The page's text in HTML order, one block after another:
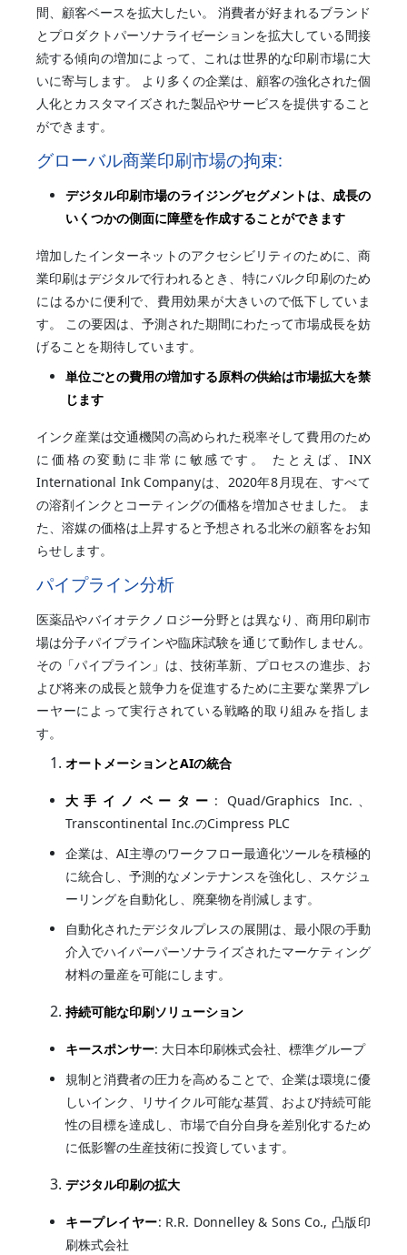
間、顧客ベースを拡大したい。 消費者が好まれるブランド
とプロダクトパーソナライゼーションを拡大している間接
続する傾向の増加によって、これは世界的な印刷市場に大
いに寄与します。 より多くの企業は、顧客の強化された個
人化とカスタマイズされた製品やサービスを提供すること
ができます。
グローバル商業印刷市場の拘束:
デジタル印刷市場のライジングセグメントは、成長の
いくつかの側面に障壁を作成することができます
増加したインターネットのアクセシビリティのために、商
業印刷はデジタルで行われるとき、特にバルク印刷のため
にはるかに便利で、費用効果が大きいので低下していま
す。 この要因は、予測された期間にわたって市場成長を妨
げることを期待しています。
単位ごとの費用の増加する原料の供給は市場拡大を禁
じます
インク産業は交通機関の高められた税率そして費用のため
に価格の変動に非常に敏感です。 たとえば、INX
International Ink Companyは、2020年8月現在、すべて
の溶剤インクとコーティングの価格を増加させました。 ま
た、溶媒の価格は上昇すると予想される北米の顧客をお知
らせします。
パイプライン分析
医薬品やバイオテクノロジー分野とは異なり、商用印刷市
場は分子パイプラインや臨床試験を通じて動作しません。
その「パイプライン」は、技術革新、プロセスの進歩、お
よび将来の成長と競争力を促進するために主要な業界プレ
ーヤーによって実行されている戦略的取り組みを指しま
す。
オートメーションとAIの統合
大手イノベーター : Quad/Graphics Inc.、
Transcontinental Inc.のCimpress PLC
企業は、AI主導のワークフロー最適化ツールを積極的
に統合し、予測的なメンテナンスを強化し、スケジュ
ーリングを自動化し、廃棄物を削減します。
自動化されたデジタルプレスの展開は、最小限の手動
介入でハイパーパーソナライズされたマーケティング
材料の量産を可能にします。
持続可能な印刷ソリューション
キースポンサー: 大日本印刷株式会社、標準グループ
規制と消費者の圧力を高めることで、企業は環境に優
しいインク、リサイクル可能な基質、および持続可能
性の目標を達成し、市場で自分自身を差別化するため
に低影響の生産技術に投資しています。
デジタル印刷の拡大
キープレイヤー: R.R. Donnelley & Sons Co., 凸版印
刷株式会社